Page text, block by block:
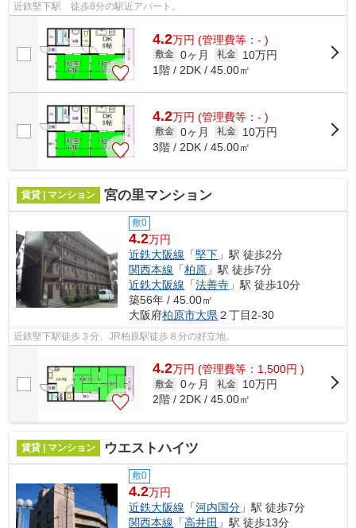
近鉄堅下駅 徒歩8分の駅近アパート。
4.2万円 (管理費等：- )
敷金 0ヶ月 礼金
10万円
1階 / 2DK / 45.00㎡
4.2万円 (管理費等：- )
敷金 0ヶ月 礼金
10万円
3階 / 2DK / 45.00㎡
賃貸 | マンション 宮の里マンション
敷0
4.2万円
近鉄大阪線 「堅下 」駅 徒歩2分
関西本線 「柏原 」駅 徒歩7分
近鉄大阪線 「法善寺 」駅 徒歩10分
築56年 / 45.00㎡
大阪府柏原市大県 ２丁目2-30
近鉄堅下駅徒歩３分、JR柏原駅徒歩８分の好立地。
4.2万円 (管理費等：1,500円 )
敷金 0ヶ月 礼金
10万円
2階 / 2DK / 45.00㎡
賃貸 | マンション ウエストハイツ
敷0
4.2万円
近鉄大阪線 「河内国分 」駅 徒歩7分
関西本線 「高井田 」駅 徒歩13分